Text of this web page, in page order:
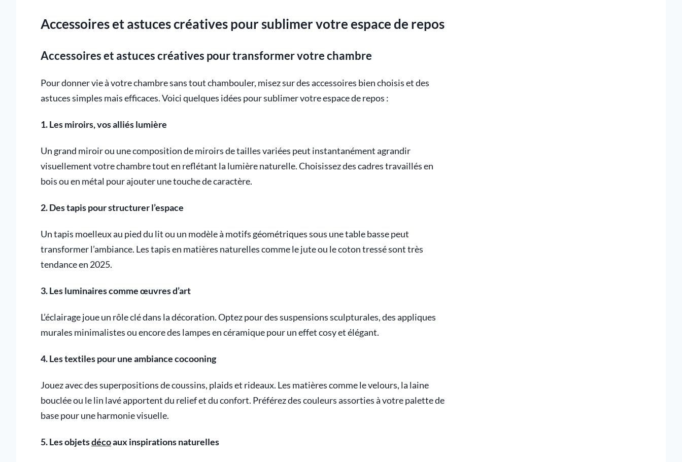
Accessoires et astuces créatives pour sublimer votre espace de repos
Accessoires et astuces créatives pour transformer votre chambre
Pour donner vie à votre chambre sans tout chambouler, misez sur des accessoires bien choisis et des
astuces simples mais efficaces. Voici quelques idées pour sublimer votre espace de repos :
1. Les miroirs, vos alliés lumière
Un grand miroir ou une composition de miroirs de tailles variées peut instantanément agrandir
visuellement votre chambre tout en reflétant la lumière naturelle. Choisissez des cadres travaillés en
bois ou en métal pour ajouter une touche de caractère.
2. Des tapis pour structurer l’espace
Un tapis moelleux au pied du lit ou un modèle à motifs géométriques sous une table basse peut
transformer l’ambiance. Les tapis en matières naturelles comme le jute ou le coton tressé sont très
tendance en 2025.
3. Les luminaires comme œuvres d’art
L’éclairage joue un rôle clé dans la décoration. Optez pour des suspensions sculpturales, des appliques
murales minimalistes ou encore des lampes en céramique pour un effet cosy et élégant.
4. Les textiles pour une ambiance cocooning
Jouez avec des superpositions de coussins, plaids et rideaux. Les matières comme le velours, la laine
bouclée ou le lin lavé apportent du relief et du confort. Préférez des couleurs assorties à votre palette de
base pour une harmonie visuelle.
5. Les objetsdécoaux inspirations naturelles